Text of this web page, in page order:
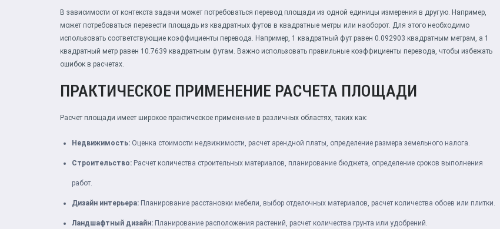
В зависимости от контекста задачи может потребоваться перевод площади из одной единицы измерения в другую. Например,
может потребоваться перевести площадь из квадратных футов в квадратные метры или наоборот. Для этого необходимо
использовать соответствующие коэффициенты перевода. Например, 1 квадратный фут равен 0.092903 квадратным метрам, а 1
квадратный метр равен 10.7639 квадратным футам. Важно использовать правильные коэффициенты перевода, чтобы избежать
ошибок в расчетах.
ПРАКТИЧЕСКОЕ ПРИМЕНЕНИЕ РАСЧЕТА ПЛОЩАДИ
Расчет площади имеет широкое практическое применение в различных областях, таких как:
Недвижимость: Оценка стоимости недвижимости, расчет арендной платы, определение размера земельного налога.
Строительство: Расчет количества строительных материалов, планирование бюджета, определение сроков выполнения
работ.
Дизайн интерьера: Планирование расстановки мебели, выбор отделочных материалов, расчет количества обоев или плитки.
Ландшафтный дизайн: Планирование расположения растений, расчет количества грунта или удобрений.